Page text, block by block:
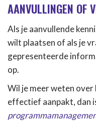
AANVULLINGEN OF
Als je aanvullende
wilt plaatsen of als je
gepresenteerde
op.
Wil je meer weten over
effectief aanpakt, dan